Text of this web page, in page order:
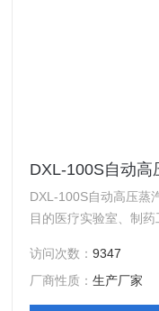
DXL-100S自动高
DXL-100S自动高压蒸
目的医疗实验室、制
培养基以及非封闭液
访问次数：9347
厂商性质：生产厂家